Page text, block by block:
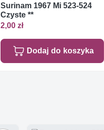
Surinam 1967 Mi 523-524
Czyste **
2,00 zł
Dodaj do koszyka